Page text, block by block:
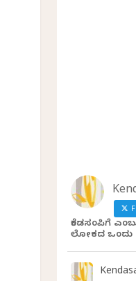
ಕೆಂಡಸಂಪಿಗೆ
ಲೋಕದ ಒಂದು